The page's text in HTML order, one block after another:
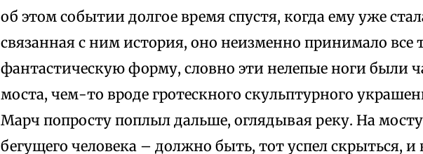
об этом событии долгое время спустя, когда ему уже
связанная с ним история, оно неизменно принимало все
фантастическую форму, словно эти нелепые ноги были
моста, чем-то вроде гротескного скульптурного
Марч попросту поплыл дальше, оглядывая реку. На
бегущего человека – должно быть, тот успел скрыться, и